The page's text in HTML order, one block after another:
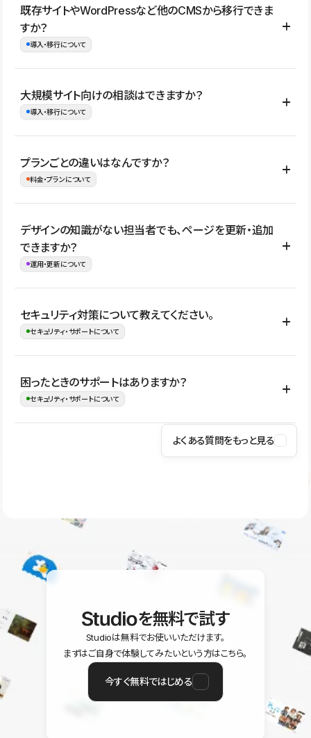
コーポレートサイト、サービスサイト、LP、採用サイト、ブロ
グ・メディア、イベントサイト、店舗・商品紹介サイト、ポートフ
ォリオなど幅広く制作できます。
既存サイトやWordPressなど他のCMSから移行できま
すか？
導入・移行について
はい。既存サイトの構成やコンテンツ、URLを整理したうえで、
Studio上に再構築する形で移行できます。 WordPressの場合は、
イト全体のデザインや設定がそのまま移行されるわけではないた
め、移行後にページ構成やデザイン、CMS設計、URL・リダイレク
大規模サイト向けの相談はできますか？
導入・移行について
はい。アクセス規模が大きいサイトや、複数部門での運用、権限管
理、セキュリティ確認、既存システムとの連携など、個別の要件が
ない段階でも、お問い合わせください。
お問合せはこちら
プランごとの違いはなんですか？
料金・プランについて
公開ページ数、バージョン履歴の期間、CMS利用数の上限、権限
管理の有無などがプランごとに異なります。詳しくは料金プランペ
ージをご覧ください。
デザインの知識がない担当者でも、ページを更新・追加
できますか？
運用・更新について
はい。CMSやコンポーネントを活用して更新範囲を設計しておく
ことで、デザインを崩しにくい状態で運用できます。 さらにコン
ながらレイアウトに影響を与えずに更新作業を進めやすくなりま
す。
セキュリティ対策について教えてください。
セキュリティ・サポートについて
Studioでは、公開サイトやサービスを安全に利用できるよう、通信
の暗号化、データ保護、アクセス管理、脆弱性対策など、複数の観
はSSL/TLSによる通信暗号化に対応しており、悪質なスクリプトの
困ったときのサポートはありますか？
セキュリティ・サポートについて
操作方法や機能については、ヘルプセンターでご確認いただけま
ユーザー同士で質問・相談できるコミュニティもご利用ください。
よくある質問をもっと見る
を無料で試す
Studioは無料でお使いいただけます。
まずはご自身で体験してみたいという方はこちら。
今すぐ無料ではじめる